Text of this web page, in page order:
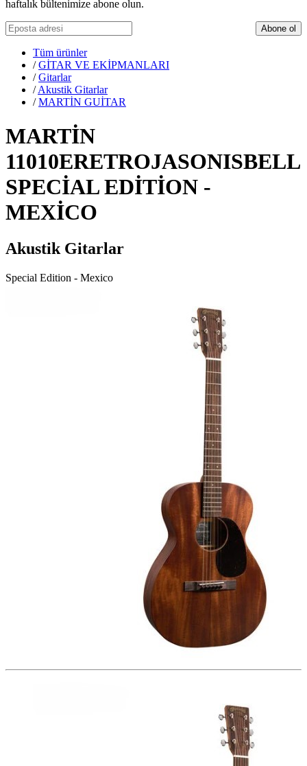
haftalık bültenimize abone olun.
Abone ol
Tüm ürünler
/ GİTAR VE EKİPMANLARI
/ Gitarlar
/Akustik Gitarlar
/ MARTİN GUİTAR
MARTİN
11010ERETROJASONISBELL
SPECİAL EDİTİON -
MEXİCO
Akustik Gitarlar
Special Edition - Mexico